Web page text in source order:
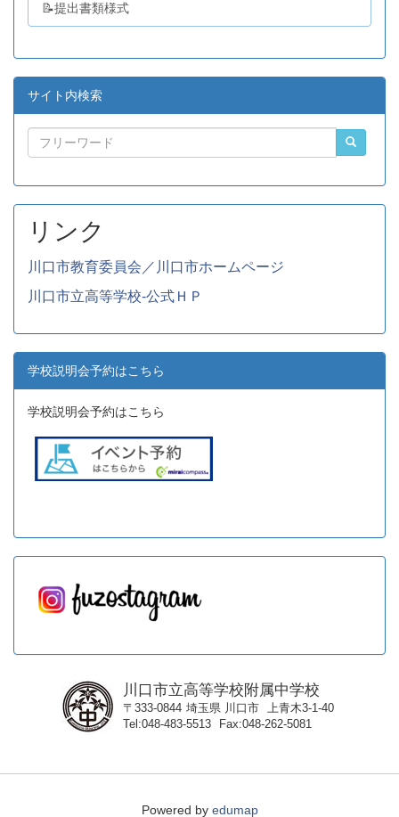
📝提出書類様式
サイト内検索
リンク
川口市教育委員会／川口市ホームページ
川口市立高等学校-公式ＨＰ
学校説明会予約はこちら
学校説明会予約はこちら
川口市立高等学校附属中学校
〒333-0844 埼玉県 川口市
上青木3-1-40
Tel 048-483-5513 Fax 048-262-5081
Powered by edumap